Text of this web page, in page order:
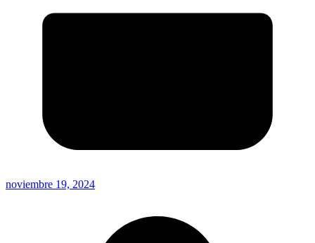
noviembre 19, 2024